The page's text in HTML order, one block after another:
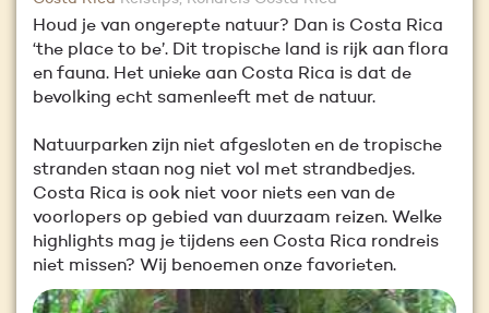
Houd je van ongerepte natuur? Dan is Costa Rica
‘the place to be’. Dit tropische land is rijk aan flora
en fauna. Het unieke aan Costa Rica is dat de
bevolking echt samenleeft met de natuur.
Natuurparken zijn niet afgesloten en de tropische
stranden staan nog niet vol met strandbedjes.
Costa Rica is ook niet voor niets een van de
voorlopers op gebied van duurzaam reizen. Welke
highlights mag je tijdens een Costa Rica rondreis
niet missen? Wij benoemen onze favorieten.